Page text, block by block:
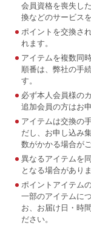
会員資格を喪失し
換などのサービス
ポイントを交換さ
れます。
アイテムを複数同
順番は、弊社の手
す。
必ず本人会員様の
追加会員の方はお
アイテムは交換の
だし、お申し込み
数がかかる場合が
異なるアイテムを
となる場合がありま
ポイントアイテム
一部のアイテムに
お、お届け日・時
ださい。